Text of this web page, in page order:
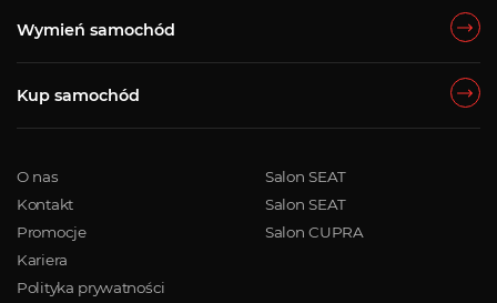
Wymień samochód
Kup samochód
O nas
Kontakt
Promocje
Kariera
Polityka prywatności
Salon SEAT
Salon SEAT
Salon CUPRA